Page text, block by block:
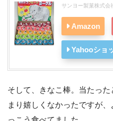
サンヨー製菓株式会
Amazon
Yahooショ
そして、きなこ棒。当たっ
まり嬉しくなかったですが